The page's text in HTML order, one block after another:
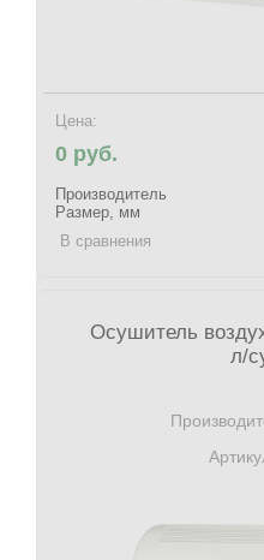
Цена:
0 руб.
Производитель
Размер, мм
В сравнения
Осушитель
л/